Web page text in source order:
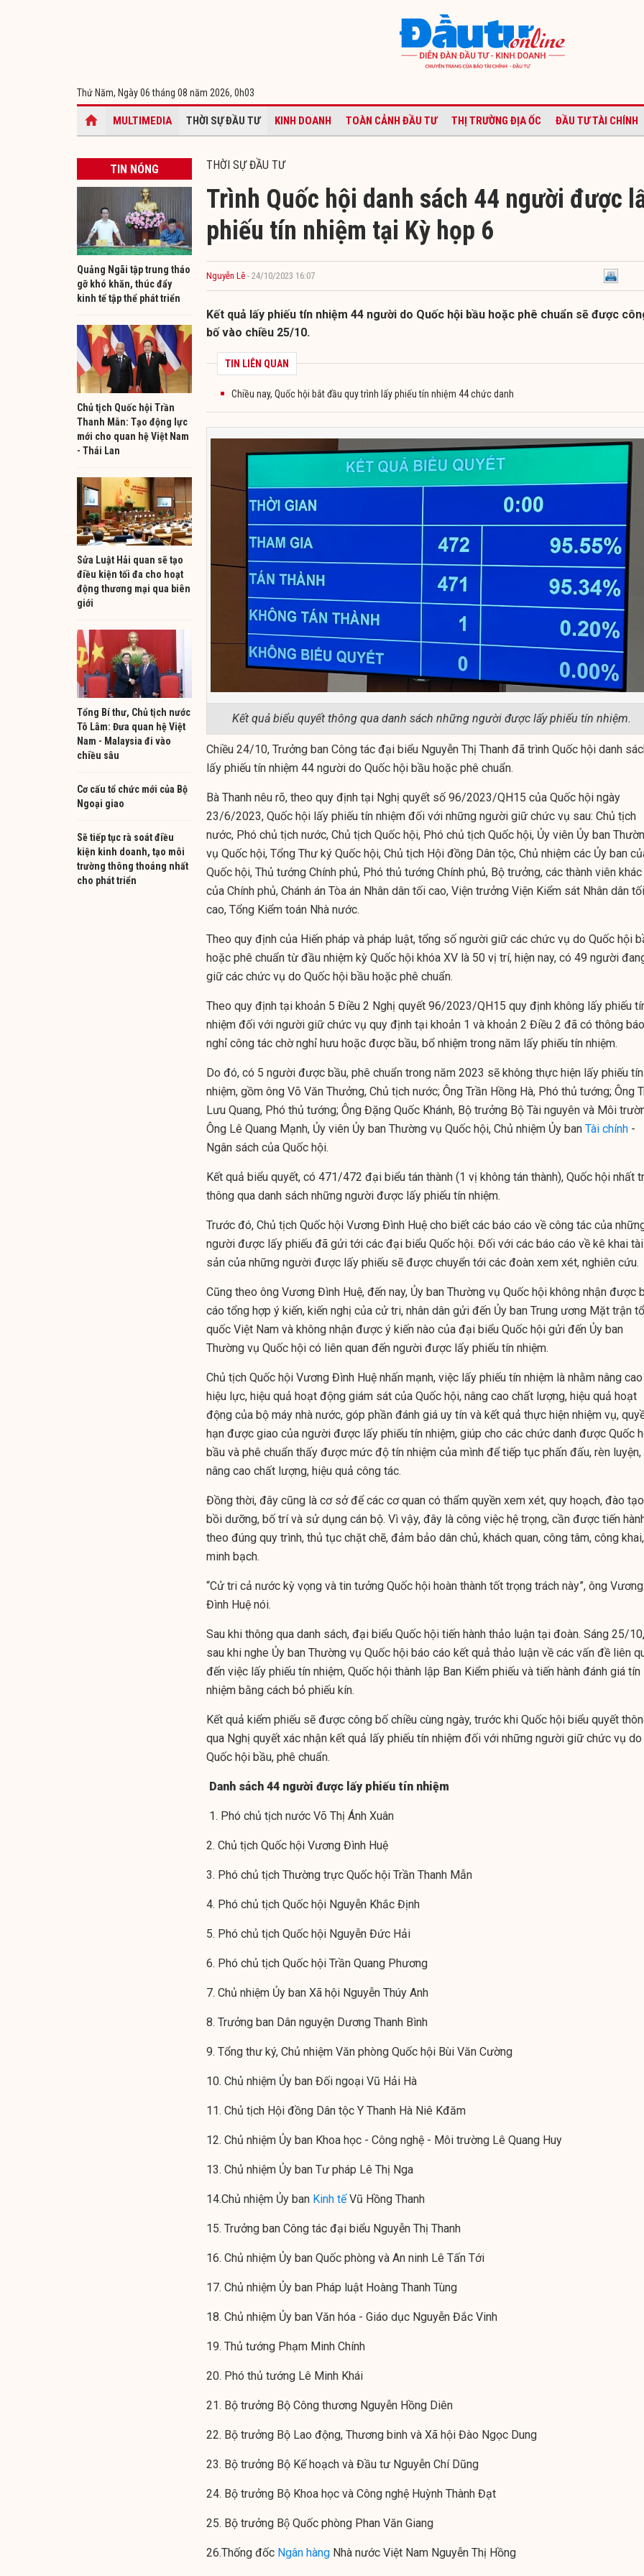
Thứ Năm, Ngày 06 tháng 08 năm 2026, 0h03
MULTIMEDIA THỜI SỰ ĐẦU TƯ KINH DOANH TOÀN CẢNH ĐẦU TƯ THỊ TRƯỜNG ĐỊA ỐC ĐẦU TƯ TÀI CHÍNH
TIN NÓNG
Quảng Ngãi tập trung tháo
gỡ khó khăn, thúc đẩy
kinh tế tập thể phát triển
Chủ tịch Quốc hội Trần
Thanh Mẫn: Tạo động lực
mới cho quan hệ Việt Nam
- Thái Lan
Sửa Luật Hải quan sẽ tạo
điều kiện tối đa cho hoạt
động thương mại qua biên
giới
Tổng Bí thư, Chủ tịch nước
Tô Lâm: Đưa quan hệ Việt
Nam - Malaysia đi vào
chiều sâu
Cơ cấu tổ chức mới của Bộ
Ngoại giao
Sẽ tiếp tục rà soát điều
kiện kinh doanh, tạo môi
trường thông thoáng nhất
cho phát triển
THỜI SỰ ĐẦU TƯ
Trình Quốc hội danh sách 44 người được
phiếu tín nhiệm tại Kỳ họp 6
Nguyễn Lê - 24/10/2023 16:07
Kết quả lấy phiếu tín nhiệm 44 người do Quốc hội bầu hoặc phê chuẩn sẽ được
bố vào chiều 25/10.
TIN LIÊN QUAN
Chiều nay, Quốc hội bắt đầu quy trình lấy phiếu tín nhiệm 44 chức danh
Kết quả biểu quyết thông qua danh sách những người được lấy phiếu tín nhiệm.
Chiều 24/10, Trưởng ban Công tác đại biểu Nguyễn Thị Thanh đã trình Quốc hội danh
lấy phiếu tín nhiệm 44 người do Quốc hội bầu hoặc phê chuẩn.
Bà Thanh nêu rõ, theo quy định tại Nghị quyết số 96/2023/QH15 của Quốc hội ngày
23/6/2023, Quốc hội lấy phiếu tín nhiệm đối với những người giữ chức vụ sau: Chủ tịch
nước, Phó chủ tịch nước, Chủ tịch Quốc hội, Phó chủ tịch Quốc hội, Ủy viên Ủy ban
vụ Quốc hội, Tổng Thư ký Quốc hội, Chủ tịch Hội đồng Dân tộc, Chủ nhiệm các Ủy ban
Quốc hội, Thủ tướng Chính phủ, Phó thủ tướng Chính phủ, Bộ trưởng, các thành viên khác
của Chính phủ, Chánh án Tòa án Nhân dân tối cao, Viện trưởng Viện Kiểm sát Nhân dân tối
cao, Tổng Kiểm toán Nhà nước.
Theo quy định của Hiến pháp và pháp luật, tổng số người giữ các chức vụ do Quốc hội
hoặc phê chuẩn từ đầu nhiệm kỳ Quốc hội khóa XV là 50 vị trí, hiện nay, có 49 người
giữ các chức vụ do Quốc hội bầu hoặc phê chuẩn.
Theo quy định tại khoản 5 Điều 2 Nghị quyết 96/2023/QH15 quy định không lấy phiếu
nhiệm đối với người giữ chức vụ quy định tại khoản 1 và khoản 2 Điều 2 đã có thông báo
nghỉ công tác chờ nghỉ hưu hoặc được bầu, bổ nhiệm trong năm lấy phiếu tín nhiệm.
Do đó, có 5 người được bầu, phê chuẩn trong năm 2023 sẽ không thực hiện lấy phiếu tín
nhiệm, gồm ông Võ Văn Thưởng, Chủ tịch nước; Ông Trần Hồng Hà, Phó thủ tướng; Ông
Lưu Quang, Phó thủ tướng; Ông Đặng Quốc Khánh, Bộ trưởng Bộ Tài nguyên và Môi
Ông Lê Quang Mạnh, Ủy viên Ủy ban Thường vụ Quốc hội, Chủ nhiệm Ủy ban Tài chính -
Ngân sách của Quốc hội.
Kết quả biểu quyết, có 471/472 đại biểu tán thành (1 vị không tán thành), Quốc hội nhất
thông qua danh sách những người được lấy phiếu tín nhiệm.
Trước đó, Chủ tịch Quốc hội Vương Đình Huệ cho biết các báo cáo về công tác của
người được lấy phiếu đã gửi tới các đại biểu Quốc hội. Đối với các báo cáo về kê khai tài
sản của những người được lấy phiếu sẽ được chuyển tới các đoàn xem xét, nghiên cứu.
Cũng theo ông Vương Đình Huệ, đến nay, Ủy ban Thường vụ Quốc hội không nhận được
cáo tổng hợp ý kiến, kiến nghị của cử tri, nhân dân gửi đến Ủy ban Trung ương Mặt trận tổ
quốc Việt Nam và không nhận được ý kiến nào của đại biểu Quốc hội gửi đến Ủy ban
Thường vụ Quốc hội có liên quan đến người được lấy phiếu tín nhiệm.
Chủ tịch Quốc hội Vương Đình Huệ nhấn mạnh, việc lấy phiếu tín nhiệm là nhằm nâng cao
hiệu lực, hiệu quả hoạt động giám sát của Quốc hội, nâng cao chất lượng, hiệu quả hoạt
động của bộ máy nhà nước, góp phần đánh giá uy tín và kết quả thực hiện nhiệm vụ,
hạn được giao của người được lấy phiếu tín nhiệm, giúp cho các chức danh được Quốc
bầu và phê chuẩn thấy được mức độ tín nhiệm của mình để tiếp tục phấn đấu, rèn luyện,
nâng cao chất lượng, hiệu quả công tác.
Đồng thời, đây cũng là cơ sở để các cơ quan có thẩm quyền xem xét, quy hoạch, đào tạo
bồi dưỡng, bố trí và sử dụng cán bộ. Vì vậy, đây là công việc hệ trọng, cần được tiến
theo đúng quy trình, thủ tục chặt chẽ, đảm bảo dân chủ, khách quan, công tâm, công khai,
minh bạch.
“Cử tri cả nước kỳ vọng và tin tưởng Quốc hội hoàn thành tốt trọng trách này”, ông Vương
Đình Huệ nói.
Sau khi thông qua danh sách, đại biểu Quốc hội tiến hành thảo luận tại đoàn. Sáng 25/10,
sau khi nghe Ủy ban Thường vụ Quốc hội báo cáo kết quả thảo luận về các vấn đề liên
đến việc lấy phiếu tín nhiệm, Quốc hội thành lập Ban Kiểm phiếu và tiến hành đánh giá tín
nhiệm bằng cách bỏ phiếu kín.
Kết quả kiểm phiếu sẽ được công bố chiều cùng ngày, trước khi Quốc hội biểu quyết
qua Nghị quyết xác nhận kết quả lấy phiếu tín nhiệm đối với những người giữ chức vụ do
Quốc hội bầu, phê chuẩn.
Danh sách 44 người được lấy phiếu tín nhiệm
1. Phó chủ tịch nước Võ Thị Ánh Xuân
2. Chủ tịch Quốc hội Vương Đình Huệ
3. Phó chủ tịch Thường trực Quốc hội Trần Thanh Mẫn
4. Phó chủ tịch Quốc hội Nguyễn Khắc Định
5. Phó chủ tịch Quốc hội Nguyễn Đức Hải
6. Phó chủ tịch Quốc hội Trần Quang Phương
7. Chủ nhiệm Ủy ban Xã hội Nguyễn Thúy Anh
8. Trưởng ban Dân nguyện Dương Thanh Bình
9. Tổng thư ký, Chủ nhiệm Văn phòng Quốc hội Bùi Văn Cường
10. Chủ nhiệm Ủy ban Đối ngoại Vũ Hải Hà
11. Chủ tịch Hội đồng Dân tộc Y Thanh Hà Niê Kđăm
12. Chủ nhiệm Ủy ban Khoa học - Công nghệ - Môi trường Lê Quang Huy
13. Chủ nhiệm Ủy ban Tư pháp Lê Thị Nga
14.Chủ nhiệm Ủy ban Kinh tếVũ Hồng Thanh
15. Trưởng ban Công tác đại biểu Nguyễn Thị Thanh
16. Chủ nhiệm Ủy ban Quốc phòng và An ninh Lê Tấn Tới
17. Chủ nhiệm Ủy ban Pháp luật Hoàng Thanh Tùng
18. Chủ nhiệm Ủy ban Văn hóa - Giáo dục Nguyễn Đắc Vinh
19. Thủ tướng Phạm Minh Chính
20. Phó thủ tướng Lê Minh Khái
21. Bộ trưởng Bộ Công thương Nguyễn Hồng Diên
22. Bộ trưởng Bộ Lao động, Thương binh và Xã hội Đào Ngọc Dung
23. Bộ trưởng Bộ Kế hoạch và Đầu tư Nguyễn Chí Dũng
24. Bộ trưởng Bộ Khoa học và Công nghệ Huỳnh Thành Đạt
25. Bộ trưởng Bộ Quốc phòng Phan Văn Giang
26.Thống đốc Ngân hàng Nhà nước Việt Nam Nguyễn Thị Hồng